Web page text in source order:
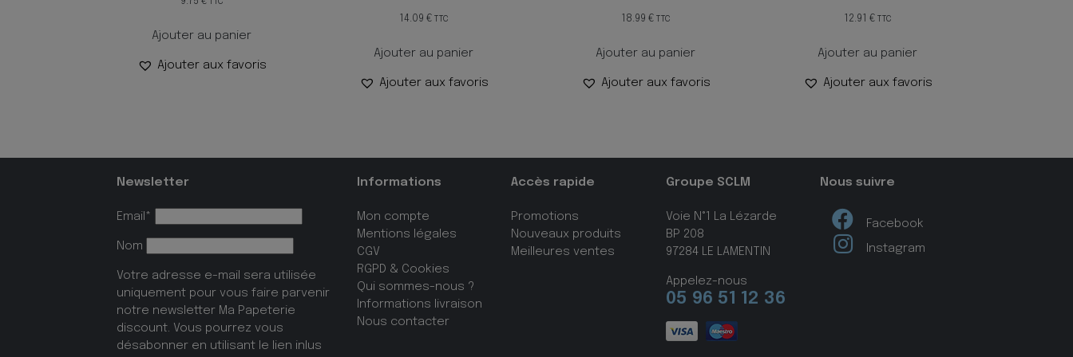
Ajouter au panier
Ajouter aux favoris
14.09 € TTC
Ajouter au panier
Ajouter aux favoris
18.99 € TTC
Ajouter au panier
Ajouter aux favoris
12.91 € TTC
Ajouter au panier
Ajouter aux favoris
Newsletter
Email*
Nom
Votre adresse e-mail sera utilisée
uniquement pour vous faire parvenir
notre newsletter Ma Papeterie
discount. Vous pourrez vous
désabonner en utilisant le lien inlus
Informations
Mon compte
Mentions légales
CGV
RGPD & Cookies
Qui sommes-nous ?
Informations livraison
Nous contacter
Accès rapide
Promotions
Nouveaux produits
Meilleures ventes
Groupe SCLM
Voie N°1 La Lézarde
BP 208
97284 LE LAMENTIN
Appelez-nous
05 96 51 12 36
Nous suivre
Facebook
Instagram